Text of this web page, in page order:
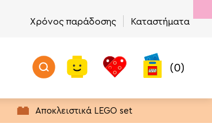
Χρόνος παράδοσης Καταστήματα
Μην Χάσετε!
Προϊόντα με Απόθεμα
Πρώτα σε Πωλήσεις
(0)
Αποκλειστικά LEGO set
Προσθήκη στο καλάθι